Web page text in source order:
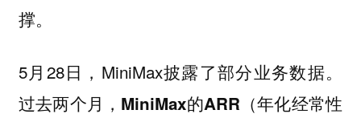
撑。
5月28日，MiniMax披露了部分业务数据。
过去两个月，MiniMax的ARR（年化经常性